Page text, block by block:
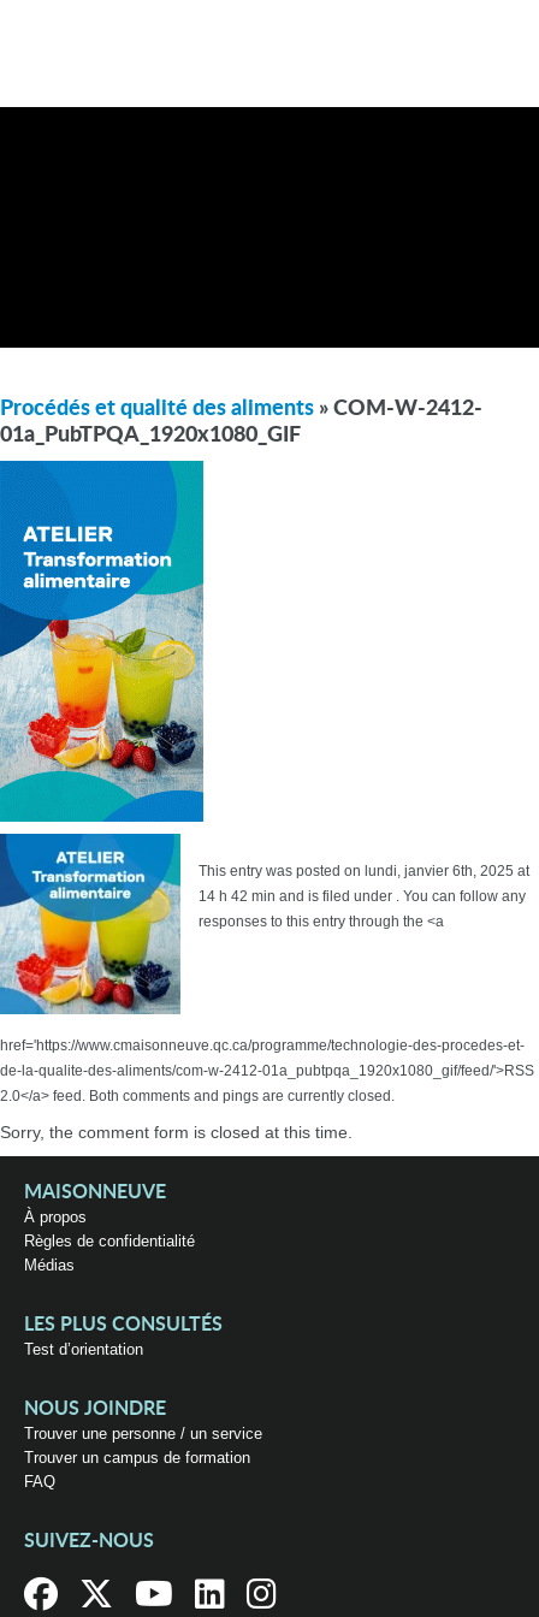
Procédés et qualité des aliments » COM-W-2412-
01a_PubTPQA_1920x1080_GIF
This entry was posted on lundi, janvier 6th, 2025 at
14 h 42 min and is filed under . You can follow any
responses to this entry through the <a
href='https://www.cmaisonneuve.qc.ca/programme/technologie-des-procedes-et-
de-la-qualite-des-aliments/com-w-2412-01a_pubtpqa_1920x1080_gif/feed/'>RSS
2.0</a> feed. Both comments and pings are currently closed.
Sorry, the comment form is closed at this time.
MAISONNEUVE
À propos
Règles de confidentialité
Médias
LES PLUS CONSULTÉS
Test d’orientation
NOUS JOINDRE
Trouver une personne / un service
Trouver un campus de formation
FAQ
SUIVEZ-NOUS